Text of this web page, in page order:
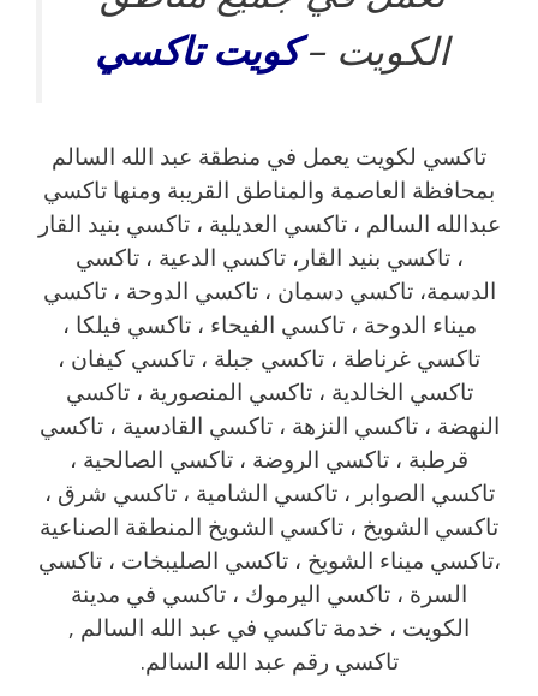
الكويت – كويت تاكسي
تاكسي لكويت يعمل في منطقة عبد الله السالم
بمحافظة العاصمة والمناطق القريبة ‎ومنها تاكسي
عبدالله السالم ، تاكسي العديلية ، تاكسي بنيد القار
، تاكسي بنيد القار، تاكسي الدعية ، تاكسي
الدسمة، تاكسي دسمان ، تاكسي الدوحة ، تاكسي
ميناء الدوحة ، تاكسي الفيحاء ، تاكسي فيلكا ،
تاكسي غرناطة ، تاكسي جبلة ، تاكسي كيفان ،
تاكسي الخالدية ، تاكسي المنصورية ، تاكسي
النهضة ، تاكسي النزهة ، تاكسي القادسية ، تاكسي
قرطبة ، تاكسي الروضة ، تاكسي الصالحية ،
تاكسي الصوابر ، تاكسي الشامية ، تاكسي شرق ،
تاكسي الشويخ ، تاكسي الشويخ المنطقة الصناعية
،تاكسي ميناء الشويخ ، تاكسي الصليبخات ، تاكسي
السرة ، تاكسي اليرموك ، تاكسي في مدينة
الكويت ، خدمة تاكسي في عبد الله السالم ,
تاكسي رقم عبد الله السالم.